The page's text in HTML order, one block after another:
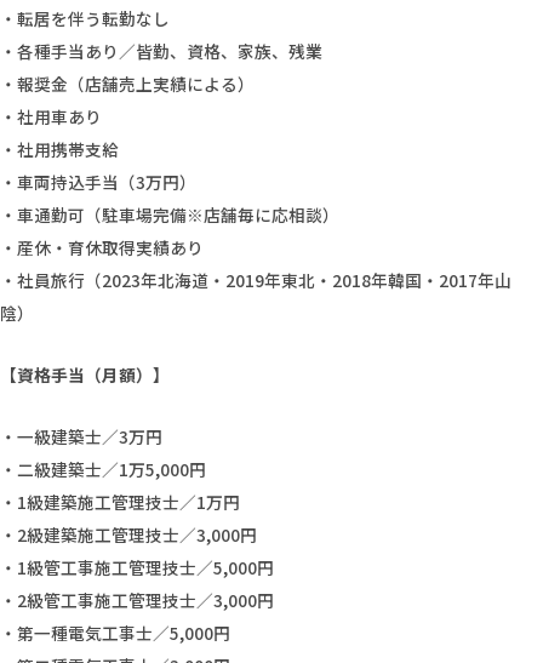
・転居を伴う転勤なし
・各種手当あり／皆勤、資格、家族、残業
・報奨金（店舗売上実績による）
・社用車あり
・社用携帯支給
・車両持込手当（3万円）
・車通勤可（駐車場完備※店舗毎に応相談）
・産休・育休取得実績あり
・社員旅行（2023年北海道・2019年東北・2018年韓国・2017年山
陰）
【資格手当（月額）】
・一級建築士／3万円
・二級建築士／1万5,000円
・1級建築施工管理技士／1万円
・2級建築施工管理技士／3,000円
・1級管工事施工管理技士／5,000円
・2級管工事施工管理技士／3,000円
・第一種電気工事士／5,000円